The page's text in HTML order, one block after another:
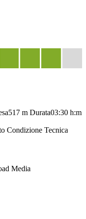
517 m Durata03:30 h:m
Condizione Tecnica
Media